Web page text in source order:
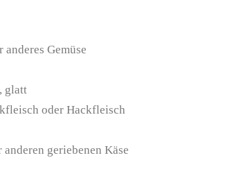
anderes Gemüse
glatt
oder Hackfleisch
anderen geriebenen Käse